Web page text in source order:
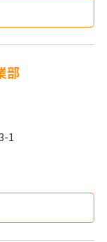
部
1